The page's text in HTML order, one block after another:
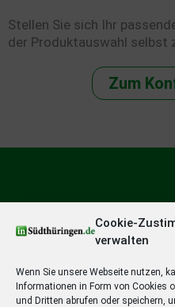
Cookie-
verwalten
Wenn Sie unsere Webseite nutzen,
Informationen in Form von Cookies
und Dritten abrufen oder speichern,
Stellen Sie sich Ihr
der Produktauswahl selbst
Zum